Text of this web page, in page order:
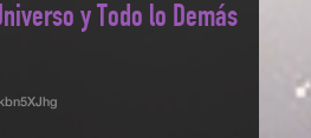
y Todo lo Demás